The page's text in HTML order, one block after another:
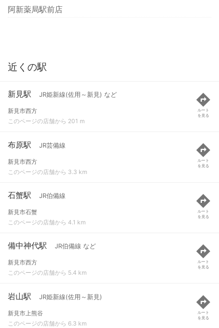
阿新薬局駅前店
近くの駅
新見駅 JR姫新線(佐用～新見) など
新見市西方
このページの店舗から 201 m
ルート
を見る
布原駅 JR芸備線
新見市西方
このページの店舗から 3.3 km
ルート
を見る
石蟹駅 JR伯備線
新見市石蟹
このページの店舗から 4.1 km
ルート
を見る
備中神代駅 JR伯備線 など
新見市西方
このページの店舗から 5.4 km
ルート
を見る
岩山駅 JR姫新線(佐用～新見)
新見市上熊谷
このページの店舗から 6.3 km
ルート
を見る